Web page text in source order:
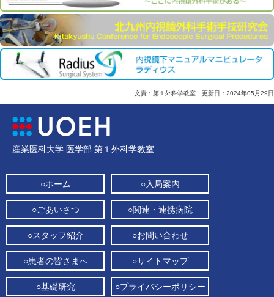
文責：第１外科学教室 更新日：2024年05月29日
産業医科大学 医学部 第１外科学教室
○ホーム
○ごあいさつ
○スタッフ紹介
○患者の皆さまへ
○基礎研究
○入局案内
○関連・連携病院
○お問い合わせ
○サイトマップ
○プライバシーポリシー